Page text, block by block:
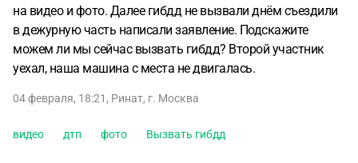
на видео и фото. Далее гибдд не вызвали днём съездили
в дежурную часть написали заявление. Подскажите
можем ли мы сейчас вызвать гибдд? Второй участник
уехал, наша машина с места не двигалась.
04 февраля, 18:21 , Ринат, г. Москва
видео дтп фото Вызвать гибдд